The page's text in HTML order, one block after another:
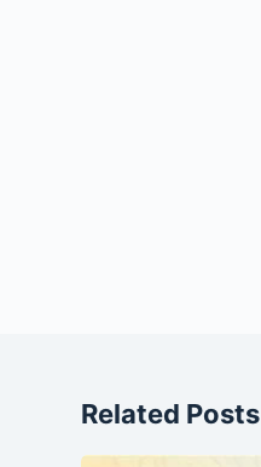
Related Posts